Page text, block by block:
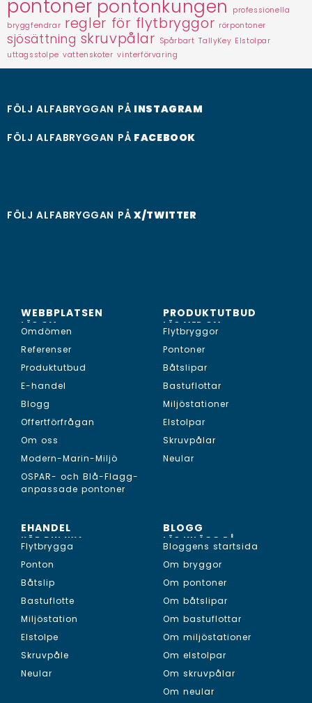
pontoner pontonkungen
professionella
bryggfendrar regler för flytbryggor rörpontoner
sjösättning skruvpålar Spårbart TallyKey Elstolpar
uttagsstolpe vattenskoter vinterförvaring
FÖLJ ALFABRYGGAN PÅ INSTAGRAM
FÖLJ ALFABRYGGAN PÅ FACEBOOK
FÖLJ ALFABRYGGAN PÅ X/TWITTER
WEBBPLATSEN
LÄS OM...
Omdömen
Referenser
Produktutbud
E-handel
Blogg
Offertförfrågan
Om oss
Modern-Marin-Miljö
OSPAR- och Blå-Flagg-
anpassade pontoner
PRODUKTUTBUD
LÄS MER OM...
Flytbryggor
Pontoner
Båtslipar
Bastuflottar
Miljöstationer
Elstolpar
Skruvpålar
Neular
EHANDEL
KÖP DIN NYA...
Flytbrygga
Ponton
Båtslip
Bastuflotte
Miljöstation
Elstolpe
Skruvpåle
Neular
BLOGG
LÄS INLÄGG PÅ...
Bloggens startsida
Om bryggor
Om pontoner
Om båtslipar
Om bastuflottar
Om miljöstationer
Om elstolpar
Om skruvpålar
Om neular